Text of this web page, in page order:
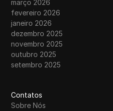
março 2026
fevereiro 2026
janeiro 2026
dezembro 2025
novembro 2025
outubro 2025
setembro 2025
Contatos
Sobre Nós